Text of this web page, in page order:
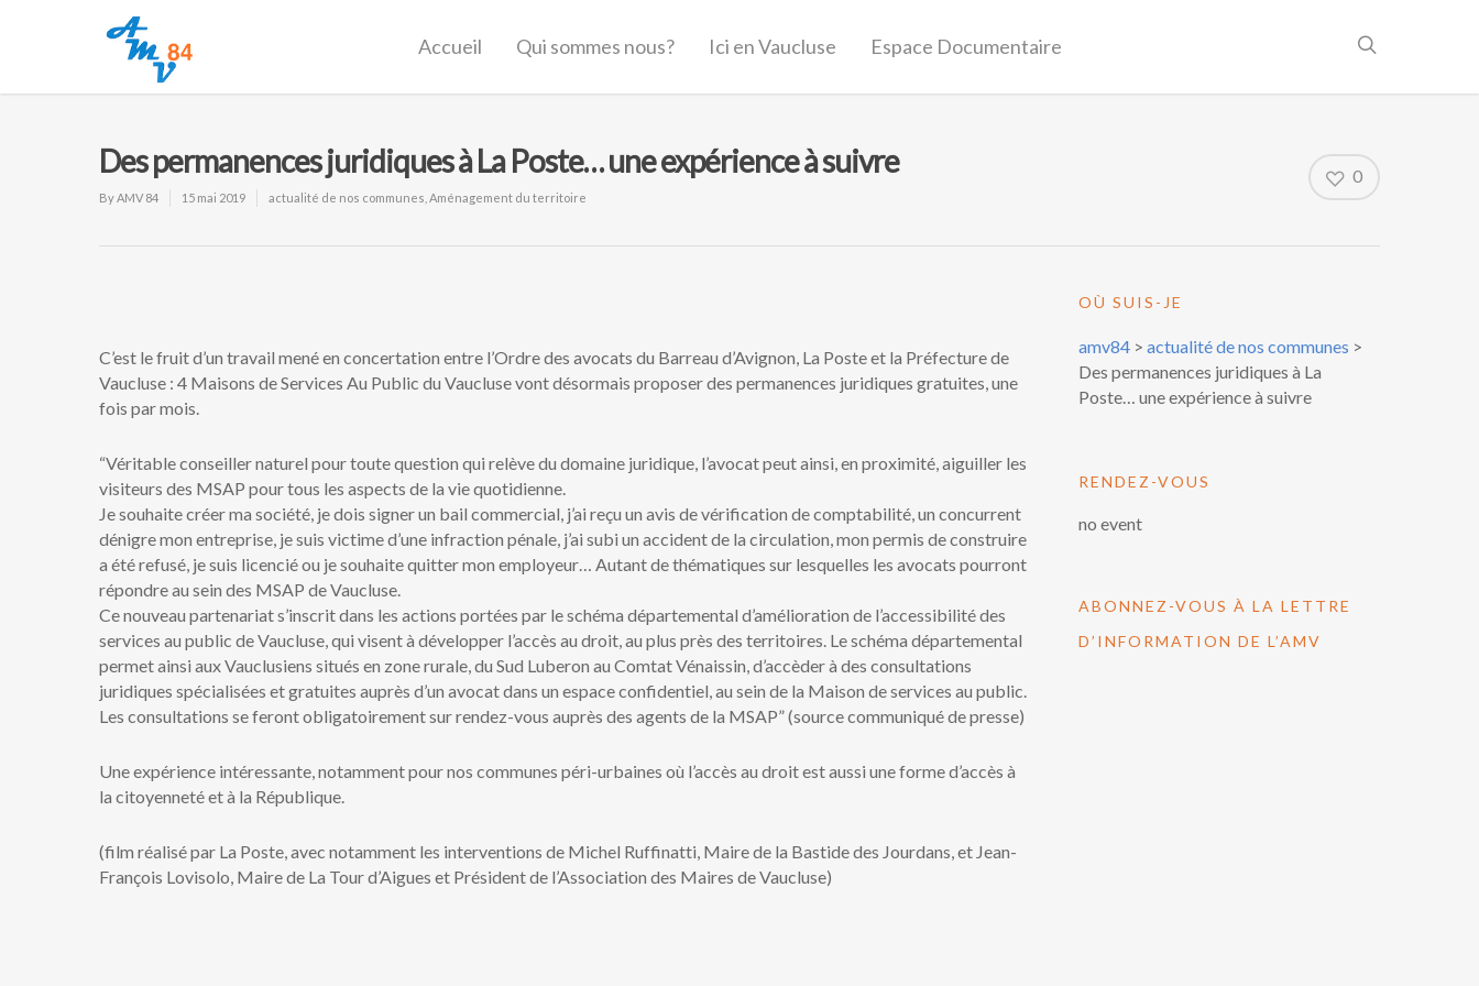
Accueil Qui sommes nous? Ici en Vaucluse Espace Documentaire
Des permanences juridiques à La Poste… une expérience à suivre
ByAMV 84 15 mai 2019 actualité de nos communes Aménagement du territoire
0
C’est le fruit d’un travail mené en concertation entre l’Ordre des avocats du Barreau d’Avignon, La Poste et la Préfecture de
Vaucluse : 4 Maisons de Services Au Public du Vaucluse vont désormais proposer des permanences juridiques gratuites, une
fois par mois.
“Véritable conseiller naturel pour toute question qui relève du domaine juridique, l’avocat peut ainsi, en proximité, aiguiller les
visiteurs des MSAP pour tous les aspects de la vie quotidienne.
Je souhaite créer ma société, je dois signer un bail commercial, j’ai reçu un avis de vérification de comptabilité, un concurrent
dénigre mon entreprise, je suis victime d’une infraction pénale, j’ai subi un accident de la circulation, mon permis de construire
a été refusé, je suis licencié ou je souhaite quitter mon employeur… Autant de thématiques sur lesquelles les avocats pourront
répondre au sein des MSAP de Vaucluse.
Ce nouveau partenariat s’inscrit dans les actions portées par le schéma départemental d’amélioration de l’accessibilité des
services au public de Vaucluse, qui visent à développer l’accès au droit, au plus près des territoires. Le schéma départemental
permet ainsi aux Vauclusiens situés en zone rurale, du Sud Luberon au Comtat Vénaissin, d’accèder à des consultations
juridiques spécialisées et gratuites auprès d’un avocat dans un espace confidentiel, au sein de la Maison de services au public.
Les consultations se feront obligatoirement sur rendez-vous auprès des agents de la MSAP” (source communiqué de presse)
Une expérience intéressante, notamment pour nos communes péri-urbaines où l’accès au droit est aussi une forme d’accès à
la citoyenneté et à la République.
(film réalisé par La Poste, avec notamment les interventions de Michel Ruffinatti, Maire de la Bastide des Jourdans, et Jean-
François Lovisolo, Maire de La Tour d’Aigues et Président de l’Association des Maires de Vaucluse)
OÙ SUIS-JE
amv84 >actualité de nos communes >
Des permanences juridiques à La
Poste… une expérience à suivre
RENDEZ-VOUS
no event
ABONNEZ-VOUS À LA LETTRE
D’INFORMATION DE L’AMV